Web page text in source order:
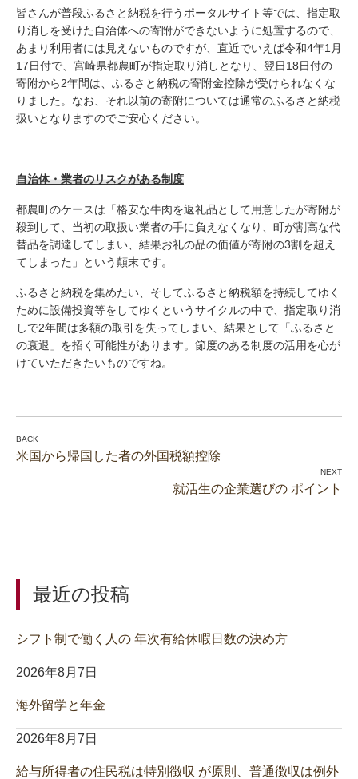
皆さんが普段ふるさと納税を行うポータルサイト等では、指定取
り消しを受けた自治体への寄附ができないように処置するので、
あまり利用者には見えないものですが、直近でいえば令和4年1月
17日付で、宮崎県都農町が指定取り消しとなり、翌日18日付の
寄附から2年間は、ふるさと納税の寄附金控除が受けられなくな
りました。なお、それ以前の寄附については通常のふるさと納税
扱いとなりますのでご安心ください。
自治体・業者のリスクがある制度
都農町のケースは「格安な牛肉を返礼品として用意したが寄附が
殺到して、当初の取扱い業者の手に負えなくなり、町が割高な代
替品を調達してしまい、結果お礼の品の価値が寄附の3割を超え
てしまった」という顛末です。
ふるさと納税を集めたい、そしてふるさと納税額を持続してゆく
ために設備投資等をしてゆくというサイクルの中で、指定取り消
しで2年間は多額の取引を失ってしまい、結果として「ふるさと
の衰退」を招く可能性があります。節度のある制度の活用を心が
けていただきたいものですね。
米国から帰国した者の外国税額控除
就活生の企業選びの ポイント
最近の投稿
シフト制で働く人の 年次有給休暇日数の決め方
2026年8月7日
海外留学と年金
2026年8月7日
給与所得者の住民税は特別徴収 が原則、普通徴収は例外